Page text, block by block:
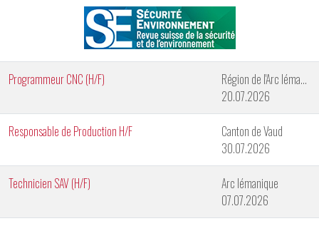
Programmeur CNC (H/F)
Région de l'Arc lémanique
20.07.2026
Responsable de Production H/F
Canton de Vaud
30.07.2026
Technicien SAV (H/F)
Arc lémanique
07.07.2026